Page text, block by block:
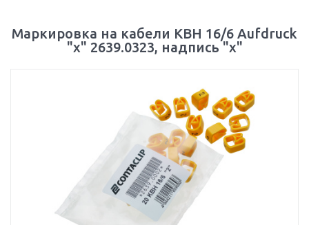
Маркировка на кабели KBH 16/6 Aufdruck
"x" 2639.0323, надпись "x"